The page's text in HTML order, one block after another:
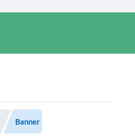
Banner